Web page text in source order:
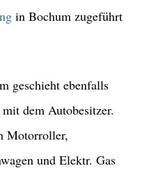
in Bochum zugeführt
geschieht ebenfalls
dem Autobesitzer.
Motorroller,
und Elektr. Gas